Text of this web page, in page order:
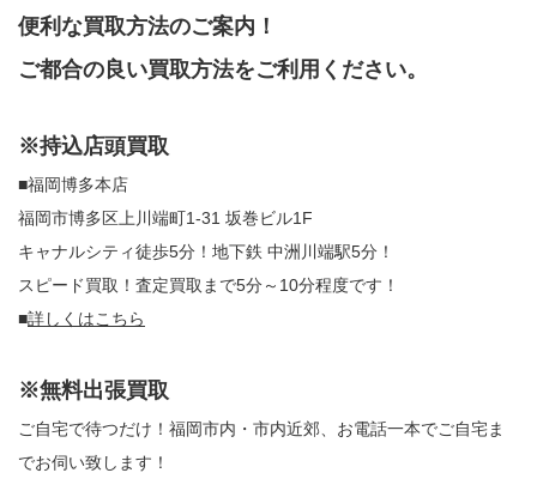
便利な買取方法のご案内！
ご都合の良い買取方法をご利用ください。
※持込店頭買取
■福岡博多本店
福岡市博多区上川端町1-31 坂巻ビル1F
キャナルシティ徒歩5分！地下鉄 中洲川端駅5分！
スピード買取！査定買取まで5分～10分程度です！
■詳しくはこちら
※無料出張買取
ご自宅で待つだけ！福岡市内・市内近郊、お電話一本でご自宅ま
でお伺い致します！